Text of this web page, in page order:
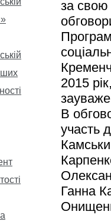
за свою
2015
В
участь
Ганна